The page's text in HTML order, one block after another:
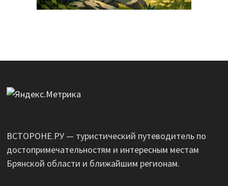
ВСТОРОНЕ.РУ — туристический путеводитель по
достопримечательностям и интересным местам
Брянской области и ближайшим регионам.